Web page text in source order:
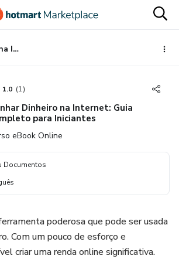
Ganhar Dinheiro na Internet: Guia Completo para Iniciantes
1.0 (1)
Dinheiro na Internet: Guia
para Iniciantes
eBook Online
Documentos
poderosa que pode ser usada
Com um pouco de esforço e
criar uma renda online significativa.